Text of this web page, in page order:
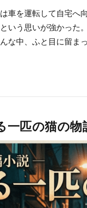
車を運転して自宅へ
いう思いが強かった
な中、ふと目に留
一匹の猫の物